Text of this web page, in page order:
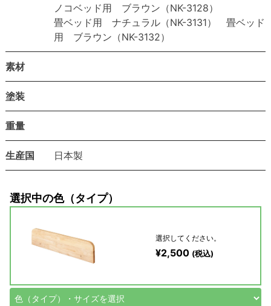
ノコベッド用 ブラウン（NK-3128）
畳ベッド用 ナチュラル（NK-3131） 畳ベッド
用 ブラウン（NK-3132）
素材
塗装
重量
生産国 日本製
選択中の色（タイプ）
選択してください。
¥2,500 (税込)